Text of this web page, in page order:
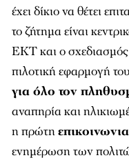
έχει δίκιο να θέτει
το ζήτημα είναι
ΕΚΤ και ο
πιλοτική εφαρμογή
για όλο τον
αναπηρία και
η πρώτη
ενημέρωση των